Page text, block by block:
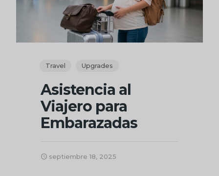
Travel Upgrades
Asistencia al
Viajero para
Embarazadas
septiembre 18, 2025